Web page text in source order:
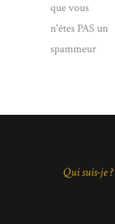
que vous
n'êtes PAS un
spammeur
Qui suis-je